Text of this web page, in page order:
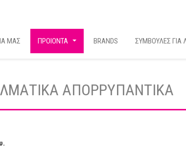
ΑΠΟΡΡΥΠΑΝΤΙΚΑ
ΜΑΣ ΠΡΟΙΟΝΤΑ BRANDS ΣΥΜΒΟΥΛΕΣ ΓΙΑ